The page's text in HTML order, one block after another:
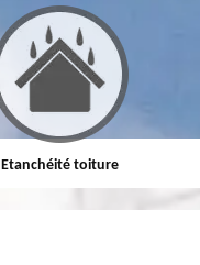
Etanchéité toiture